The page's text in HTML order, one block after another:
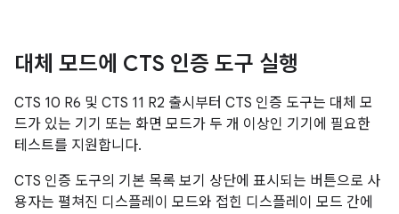
대체 모드에 CTS 인증 도구 실행
CTS 10 R6 및 CTS 11 R2 출시부터 CTS 인증 도구는 대체 모
드가 있는 기기 또는 화면 모드가 두 개 이상인 기기에 필요한
테스트를 지원합니다.
CTS 인증 도구의 기본 목록 보기 상단에 표시되는 버튼으로 사
용자는 펼쳐진 디스플레이 모드와 접힌 디스플레이 모드 간에